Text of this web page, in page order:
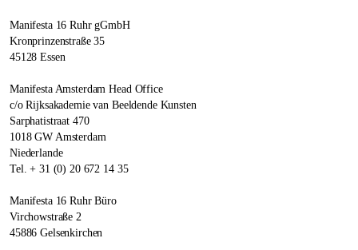
Manifesta 16 Ruhr gGmbH
Kronprinzenstraße 35
45128 Essen
Manifesta Amsterdam Head Office
c/o Rijksakademie van Beeldende Kunsten
Sarphatistraat 470
1018 GW Amsterdam
Niederlande
Tel. + 31 (0) 20 672 14 35
Manifesta 16 Ruhr Büro
Virchowstraße 2
45886 Gelsenkirchen